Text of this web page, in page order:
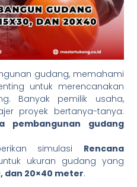
gudang, memahami
untuk merencanakan
Banyak pemilik usaha,
proyek bertanya-tanya:
pembangunan gudang
simulasi Rencana
ukuran gudang yang
dan 20×40 meter.